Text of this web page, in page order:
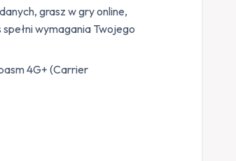
grasz w gry online,
wymagania Twojego
4G+ (Carrier